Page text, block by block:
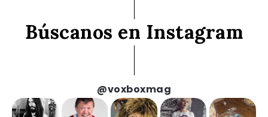
Búscanos en Instagram
@voxboxmag